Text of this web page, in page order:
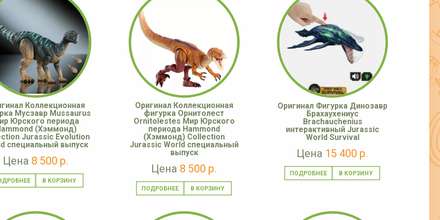
Коллекционная
Мусзавр Mussaurus
Юрского периода
(Хэммонд)
Jurassic Evolution
специальный выпуск
Цена 8 500 р.
Оригинал Коллекционная
фигурка Орнитолест
Ornitolestes Мир Юрского
периода Hammond
(Хэммонд) Collection
Jurassic World специальный
выпуск
Цена 8 500 р.
ПОДРОБНЕЕ
Оригинал Фигурка Динозавр
Брахаухениус
Brachauchenius
интерактивный Jurassic
World Survival
Цена 15 400 р.
ПОДРОБНЕЕ